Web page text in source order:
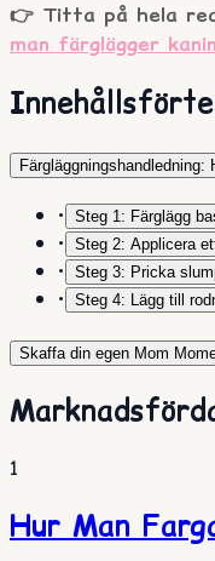
👉 Titta på hela
man färglägger
Färgläggningshandledning:
• Steg 1: Färglägg
• Steg 2: Applicera
• Steg 3: Pricka
• Steg 4: Lägg till
Skaffa din egen Mom
1
Hur Man